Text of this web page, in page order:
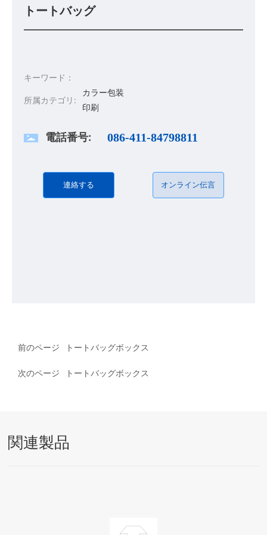
トートバッグ
キーワード：
所属カテゴリ:
カラー包装
印刷
電話番号: 086-411-84798811
連絡する オンライン伝言
前のページ トートバッグボックス
次のページ トートバッグボックス
関連製品